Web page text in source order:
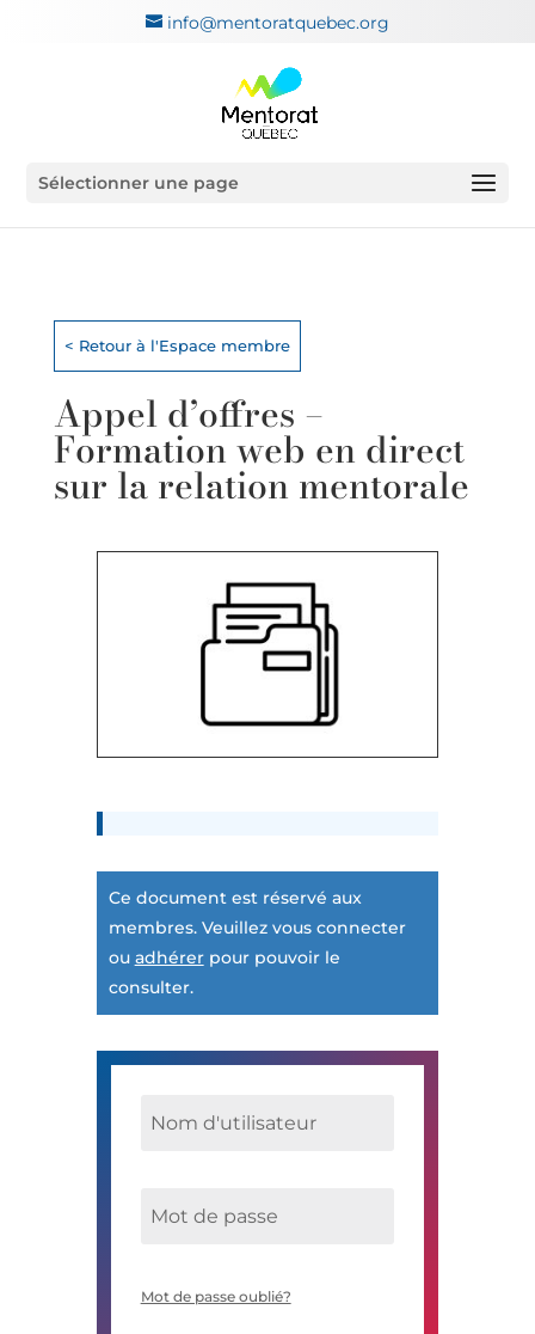
info@mentoratquebec.org
Sélectionner une page
< Retour à l'Espace membre
Appel d’offres –
Formation web en direct
sur la relation mentorale
Ce document est réservé aux
membres. Veuillez vous connecter
ou adhérerpour pouvoir le
consulter.
Mot de passe oublié?